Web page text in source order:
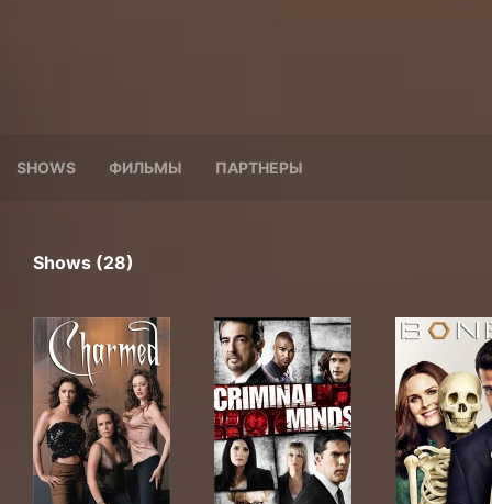
SHOWS ФИЛЬМЫ ПАРТНЕРЫ
Shows (28)